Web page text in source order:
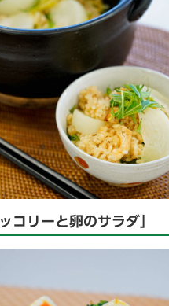
コリーと卵のサラダ」